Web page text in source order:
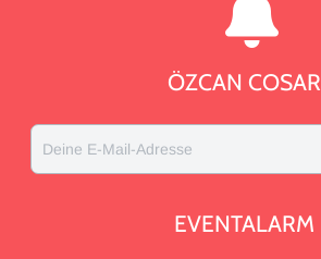
ÖZCAN COSAR
Deine E-Mail-Adresse
EVENTALARM